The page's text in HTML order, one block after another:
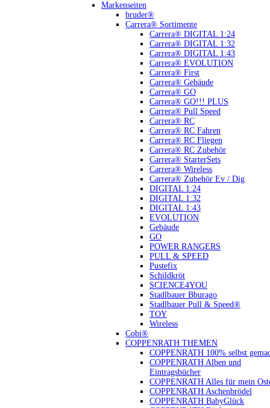
Markenseiten
bruder®
Carrera® Sortimente
Carrera® DIGITAL 1:24
Carrera® DIGITAL 1:32
Carrera® DIGITAL 1:43
Carrera® EVOLUTION
Carrera® First
Carrera® Gebäude
Carrera® GO
Carrera® GO!!! PLUS
Carrera® Pull Speed
Carrera® RC
Carrera® RC Fahren
Carrera® RC Fliegen
Carrera® RC Zubehör
Carrera® StarterSets
Carrera® Wireless
Carrera® Zubehör Ev / Dig
DIGITAL 1:24
DIGITAL 1:32
DIGITAL 1:43
EVOLUTION
Gebäude
GO
POWER RANGERS
PULL & SPEED
Pustefix
Schildkröt
SCIENCE4YOU
Stadlbauer Bburago
Stadlbauer Pull & Speed®
TOY
Wireless
Cobi®
COPPENRATH THEMEN
COPPENRATH 100% selbst
COPPENRATH Alben und
Eintragsbücher
COPPENRATH Alles für mein
COPPENRATH Aschenbrödel
COPPENRATH BabyGlück